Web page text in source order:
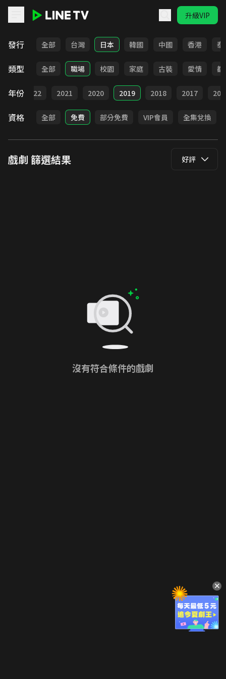
升級VIP
發行 全部 台灣 日本 韓國 中國 香港 泰
類型 全部 職場 校園 家庭 古裝 愛情 都
年份 2022 2021 2020 2019 2018 2017
資格 全部 免費 部分免費 VIP會員 全集兌換
戲劇 篩選結果 好評
沒有符合條件的戲劇